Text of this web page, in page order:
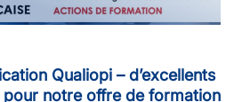
Qualiopi – d’excellents
notre offre de formation